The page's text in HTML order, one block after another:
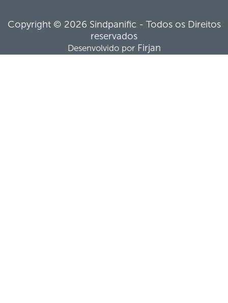
Copyright © 2026 Sindpanific - Todos os Direitos
reservados
Desenvolvido por Firjan